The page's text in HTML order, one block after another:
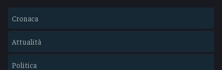
Cronaca
Attualità
Politica